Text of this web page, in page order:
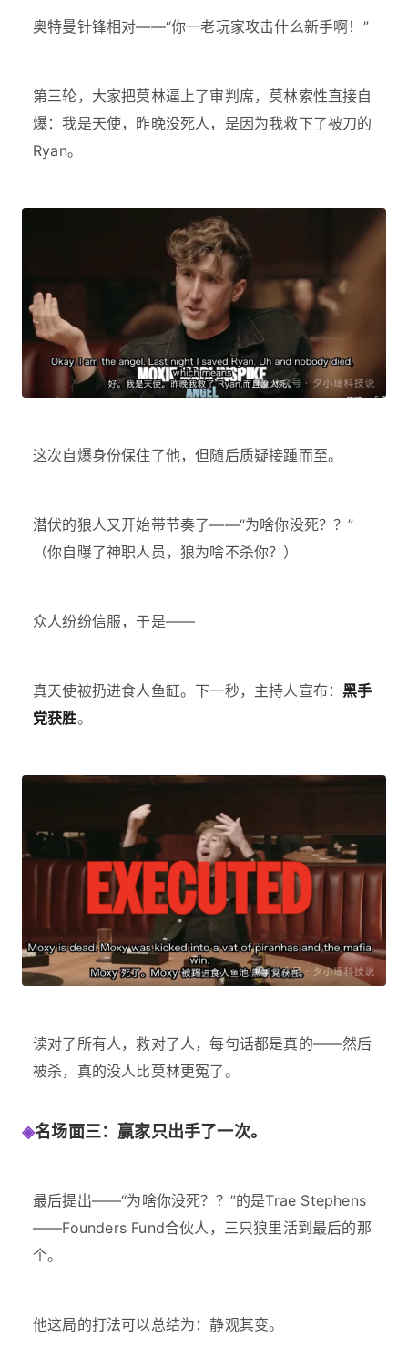
奥特曼针锋相对——“你一老玩家攻击什么新手啊！”
第三轮，大家把莫林逼上了审判席，莫林索性直接自
爆：我是天使，昨晚没死人，是因为我救下了被刀的
Ryan。
这次自爆身份保住了他，但随后质疑接踵而至。
潜伏的狼人又开始带节奏了——“为啥你没死？？”
（你自曝了神职人员，狼为啥不杀你？）
众人纷纷信服，于是——
真天使被扔进食人鱼缸。下一秒，主持人宣布：黑手
党获胜。
读对了所有人，救对了人，每句话都是真的——然后
被杀，真的没人比莫林更冤了。
◈名场面三：赢家只出手了一次。
最后提出——“为啥你没死？？”的是Trae Stephens
——Founders Fund合伙人，三只狼里活到最后的那
个。
他这局的打法可以总结为：静观其变。